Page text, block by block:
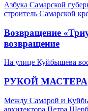
Азбука Самарской
строитель Самарской
Возвращение
возвращение
На улице Куйбышева
РУКОЙ МАСТЕРА
Между Самарой и
архитектора Петра